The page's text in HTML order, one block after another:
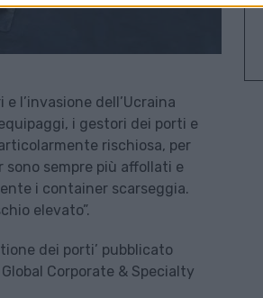
l’invasione dell’Ucraina
i gestori dei porti e
rischiosa, per
sempre più affollati e
i container scarseggia.
elevato”.
dei porti’ pubblicato
Corporate & Specialty